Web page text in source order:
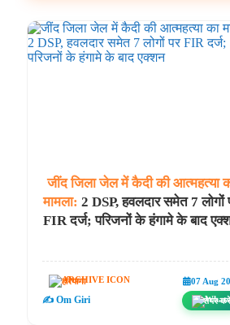
जींद जिला जेल में कैदी की आत्महत्या
मामला: 2 DSP, हवलदार समेत 7 लोगों
FIR दर्ज; परिजनों के हंगामे के बाद
हरियाणा 07 Aug
✍️ Om Giri शेयर करें